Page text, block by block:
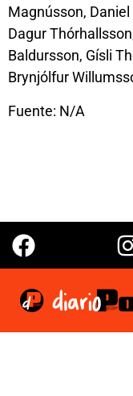
Magnússon,
Dagur
Baldursson, Gísli
Brynjólfur
Fuente: N/A